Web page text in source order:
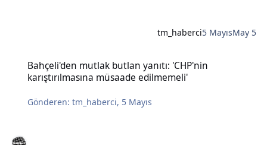
tm_haberci5 MayısMay 5
Bahçeli'den mutlak butlan yanıtı: 'CHP'nin
karıştırılmasına müsaade edilmemeli'
Gönderen:tm_haberci, 5 Mayıs